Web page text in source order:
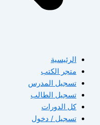
الرئيسية
متجر الكتب
تسجيل المدرس
تسجيل الطالب
كل الدورات
تسجيل / دخول